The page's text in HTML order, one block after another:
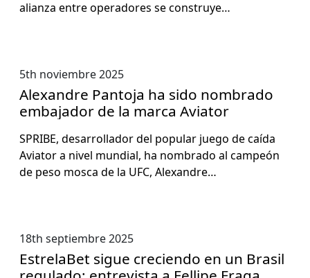
alian­za entre oper­adores se con­struye…
5th noviembre 2025
Alexandre Pantoja ha sido nombrado
embajador de la marca Aviator
SPRIBE, desar­rol­lador del pop­u­lar juego de caí­da
Avi­a­tor a niv­el mundi­al, ha nom­bra­do al campeón
de peso mosca de la UFC, Alexan­dre…
18th septiembre 2025
EstrelaBet sigue creciendo en un Brasil